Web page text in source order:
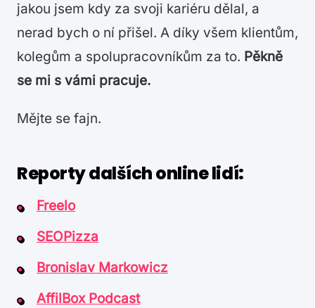
jakou jsem kdy za svoji kariéru dělal, a
nerad bych o ní přišel. A díky všem klientům,
kolegům a spolupracovníkům za to. Pěkně
se mi s vámi pracuje.
Mějte se fajn.
Reporty dalších online lidí:
Freelo
SEOPizza
Bronislav Markowicz
AffilBox Podcast